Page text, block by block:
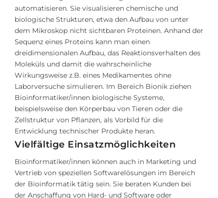
automatisieren. Sie visualisieren chemische und
biologische Strukturen, etwa den Aufbau von unter
dem Mikroskop nicht sichtbaren Proteinen. Anhand der
Sequenz eines Proteins kann man einen
dreidimensionalen Aufbau, das Reaktionsverhalten des
Moleküls und damit die wahrscheinliche
Wirkungsweise z.B. eines Medikamentes ohne
Laborversuche simulieren. Im Bereich Bionik ziehen
Bioinformatiker/innen biologische Systeme,
beispielsweise den Körperbau von Tieren oder die
Zellstruktur von Pflanzen, als Vorbild für die
Entwicklung technischer Produkte heran.
Vielfältige Einsatzmöglichkeiten
Bioinformatiker/innen können auch in Marketing und
Vertrieb von speziellen Softwarelösungen im Bereich
der Bioinformatik tätig sein. Sie beraten Kunden bei
der Anschaffung von Hard- und Software oder